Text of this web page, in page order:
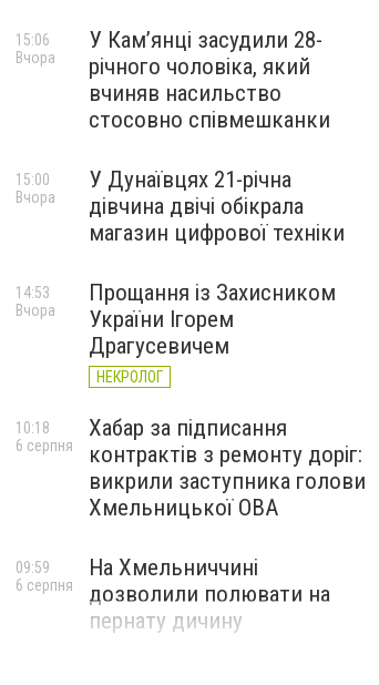
У Камʼянці засудили 28-
річного чоловіка, який
вчиняв насильство
стосовно співмешканки
15:06
Вчора
У Дунаївцях 21-річна
дівчина двічі обікрала
магазин цифрової техніки
15:00
Вчора
Прощання із Захисником
України Ігорем
Драгусевичем
НЕКРОЛОГ
14:53
Вчора
Хабар за підписання
контрактів з ремонту доріг:
викрили заступника голови
Хмельницької ОВА
10:18
6 серпня
На Хмельниччині
дозволили полювати на
пернату дичину
09:59
6 серпня